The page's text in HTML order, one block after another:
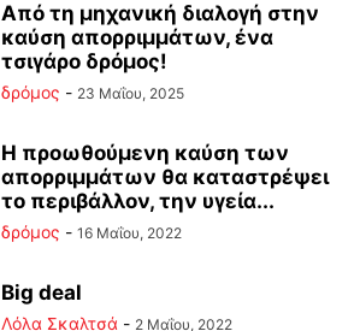
Από τη μηχανική διαλογή στην
καύση απορριμμάτων, ένα
τσιγάρο δρόμος!
δρόμος - 23 Μαΐου, 2025
Η προωθούμενη καύση των
απορριμμάτων θα καταστρέψει
το περιβάλλον, την υγεία...
δρόμος - 16 Μαΐου, 2022
Big deal
Λόλα Σκαλτσά - 2 Μαΐου, 2022